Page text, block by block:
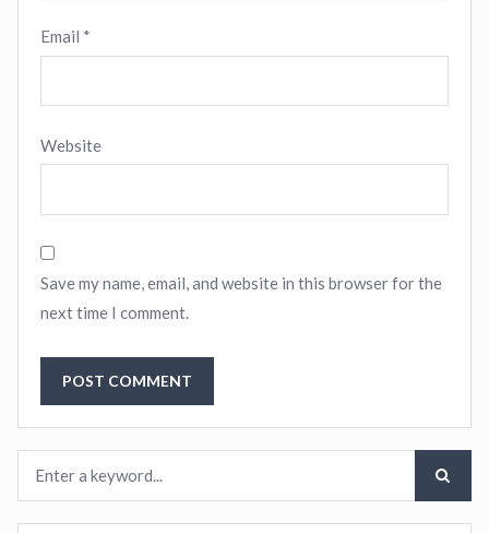
Email *
Website
Save my name, email, and website in this browser for the
next time I comment.